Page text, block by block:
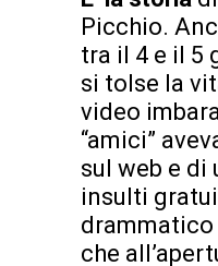
Picchio.
tra il 4 e il 5
si tolse la
video
“amici”
sul web e di
insulti
che